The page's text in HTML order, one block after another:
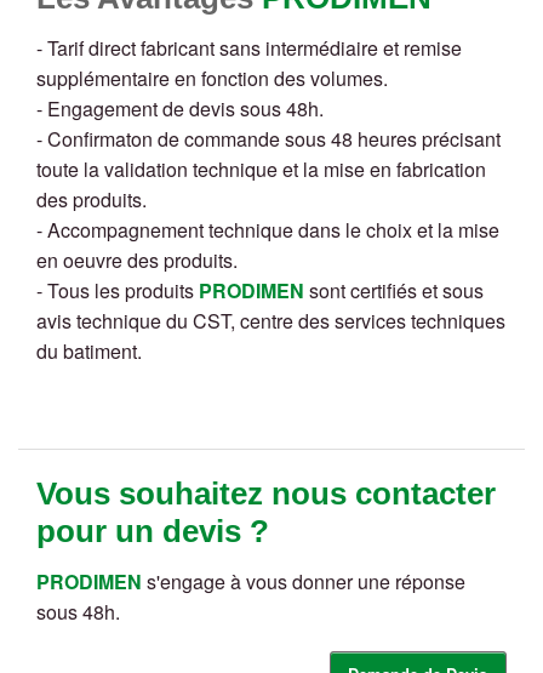
- Tarif direct fabricant sans intermédiaire et remise
supplémentaire en fonction des volumes.
- Engagement de devis sous 48h.
- Confirmaton de commande sous 48 heures précisant
toute la validation technique et la mise en fabrication
des produits.
- Accompagnement technique dans le choix et la mise
en oeuvre des produits.
- Tous les produits PRODIMEN sont certifiés et sous
avis technique du CST, centre des services techniques
du batiment.
Vous souhaitez nous contacter
pour un devis ?
PRODIMEN s'engage à vous donner une réponse
sous 48h.